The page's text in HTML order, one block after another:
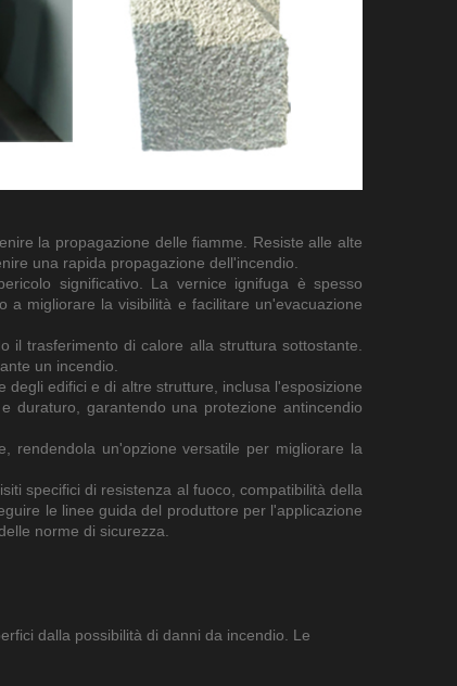
la propagazione delle fiamme. Resiste alle alte
una rapida propagazione dell'incendio.
significativo. La vernice ignifuga è spesso
migliorare la visibilità e facilitare un'evacuazione
il trasferimento di calore alla struttura sottostante.
un incendio.
edifici e di altre strutture, inclusa l'esposizione
duraturo, garantendo una protezione antincendio
rendendola un'opzione versatile per migliorare la
specifici di resistenza al fuoco, compatibilità della
le linee guida del produttore per l'applicazione
norme di sicurezza.
dalla possibilità di danni da incendio. Le